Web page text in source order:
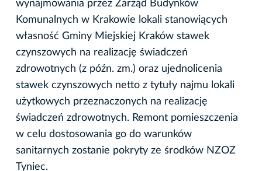
wynajmowania przez Zarząd Budynków
Komunalnych w Krakowie lokali stanowiących
własność Gminy Miejskiej Kraków stawek
czynszowych na realizację świadczeń
zdrowotnych (z późn. zm.) oraz ujednolicenia
stawek czynszowych netto z tytuły najmu lokali
użytkowych przeznaczonych na realizację
świadczeń zdrowotnych. Remont pomieszczenia
w celu dostosowania go do warunków
sanitarnych zostanie pokryty ze środków NZOZ
Tyniec.